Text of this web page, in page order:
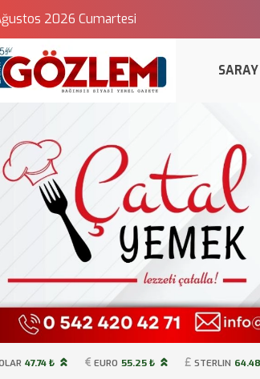
2026 Cumartesi
SARAY
47.74 ₺ EURO 55.25 ₺ STERLIN